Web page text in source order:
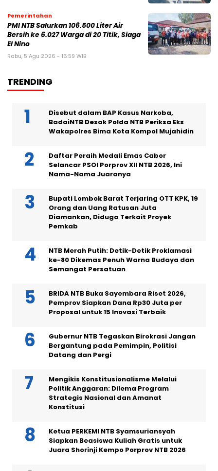
Pemerintahan
PMI NTB Salurkan 106.500 Liter Air
Bersih ke 6.027 Warga di 20 Titik, Siaga
El Nino
Rabu, 5 Agu 2026 - 16:59 WIB
TRENDING
Disebut dalam BAP Kasus Narkoba,
BadaiNTB Desak Polda NTB Periksa Eks
Wakapolres Bima Kota Kompol Mujahidin
Daftar Peraih Medali Emas Cabor
Selancar PSOI Porprov XII NTB 2026, Ini
Nama-Nama Juaranya
Bupati Lombok Barat Terjaring OTT KPK, 19
Orang dan Uang Ratusan Juta
Diamankan, Diduga Terkait Proyek
Pemkab
NTB Merah Putih: Detik-Detik Proklamasi
ke-80 Dikemas Penuh Warna Budaya dan
Semangat Persatuan
BRIDA NTB Buka Sayembara Riset 2026,
Pemprov Siapkan Dana Rp30 Juta per
Proposal untuk 15 Inovasi Terbaik
Gubernur NTB Tegaskan Birokrasi Jangan
Bergantung pada Pemimpin, Politisi
Datang dan Pergi
Mengikis Konstitusionalisme Melalui
Politik Anggaran: Dilema Program
Strategis Nasional dan Amanat
Konstitusi
Ketua PERKEMI NTB Syamsuriansyah
Siapkan Beasiswa Kuliah Gratis untuk
Juara Shorinji Kempo Porprov NTB 2026